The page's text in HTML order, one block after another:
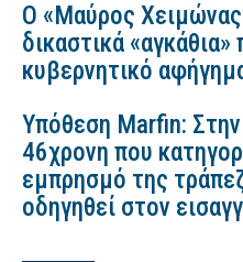
Ο «Μαύρος
δικαστικά
κυβερνητικό
Υπόθεση Marfin:
46χρονη που
εμπρησμό της
οδηγηθεί στον